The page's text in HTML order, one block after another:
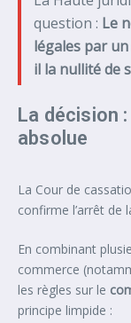
question : Le
légales par
il la nullité de
La décision
absolue
La Cour de
confirme l’arrêt de
En combinant
commerce
les règles sur le
principe limpide :